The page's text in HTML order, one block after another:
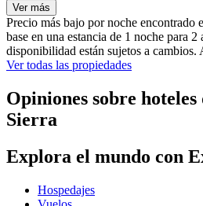
Ver más
Precio más bajo por noche encontrado
base en una estancia de 1 noche para
disponibilidad están sujetos a
Ver todas las propiedades
Opiniones sobre hoteles
Sierra
Explora el mundo con
Hospedajes